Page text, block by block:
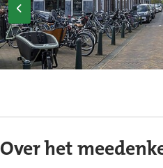
Vorige
afbeelding
Over het